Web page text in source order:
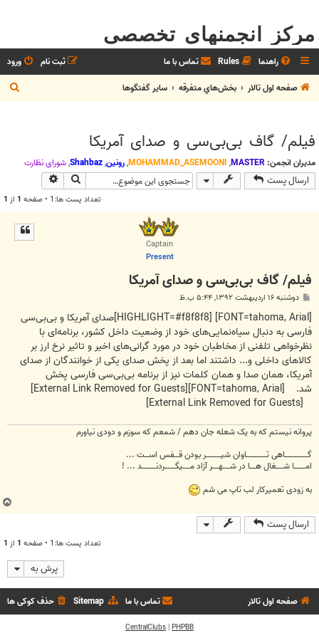
مرکز انجمنهای تخصصی
راهنما Rules تماس با ما ورود
ثبت نام
صفحه اول تالار
بخش‌‌هاي متفرقه ساير گفتگوها
س
فیلم/ گاف بی‌بی‌سی و صدای آمریکا
مدیران انجمن: MASTER
,
MOHAMMAD_ASEMOONI
,رونین,
Shahbaz
,شوراي نظارت
ارسال پست جستجو
تعداد پست ها:1 • صفحه 1 از 1
Captain
Present
فیلم/ گاف بی‌بی‌سی و صدای آمریکا
ت
دوشنبه ۱۶ اردیبهشت ۱۳۹۲, ۵:۴۴ ب.ظ
[FONT=tahoma, Arial] [HIGHLIGHT=#f8f8f8]صدای آمریکا و بی‌بی‌سی
فارسی به دنبال سیاه‌نمایی‌های خود از وضعیت داخل کشور، برنامه‌ای با
نظرخواهی تلفنی از مخاطبان خود در مورد گرانی‌های اخیر و تاثیر نرخ ارز بر
کالاهای داخلی و... داشتند اما بعد از پخش صدای یکی از خوانندگان از صدای
آمریکا، همان صدا و همان کلمات نیز از برنامه بی‌بی‌سی فارسی پخش
شد. [FONT=tahoma, Arial]
[External Link Removed for Guests]
[External Link Removed for Guests]
پروانه نیستم که به یک شعله جان دهم / شمعم که سوزم و دودی نیاورم
گــــــــــــــــاهی تــــــــــــــاوان شیــــــــــر بودن قـــفس اســـت ...
امــــــــا شـــــغال هــــا در شـــــهــــر آزاد مـــــیگـــــــردنــــــــــد ... !
به زودی تعمیرکار لب تاپ می شم
ارسال پست
تعداد پست ها:1 • صفحه 1 از 1
پرش به
صفحه اول تالار حذف کوکی ها Sitemap تماس با ما
PHPBB
|
CentralClubs